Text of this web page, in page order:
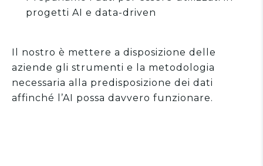
progetti AI e data-driven
Il nostro è mettere a disposizione delle
aziende gli strumenti e la metodologia
necessaria alla predisposizione dei dati
affinché l’AI possa davvero funzionare.